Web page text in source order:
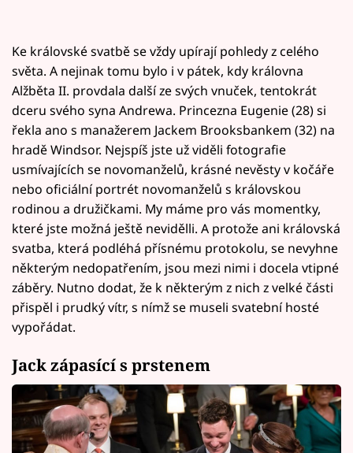
Ke královské svatbě se vždy upírají pohledy z celého
světa. A nejinak tomu bylo i v pátek, kdy královna
Alžběta II. provdala další ze svých vnuček, tentokrát
dceru svého syna Andrewa. Princezna Eugenie (28) si
řekla ano s manažerem Jackem Brooksbankem (32) na
hradě Windsor. Nejspíš jste už viděli fotografie
usmívajících se novomanželů, krásné nevěsty v kočáře
nebo oficiální portrét novomanželů s královskou
rodinou a družičkami. My máme pro vás momentky,
které jste možná ještě nevidělli. A protože ani královská
svatba, která podléhá přísnému protokolu, se nevyhne
některým nedopatřením, jsou mezi nimi i docela vtipné
záběry. Nutno dodat, že k některým z nich z velké části
přispěl i prudký vítr, s nímž se museli svatební hosté
vypořádat.
Jack zápasící s prstenem